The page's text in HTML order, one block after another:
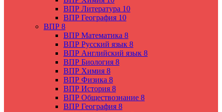
ВПР Литература 10
ВПР География 10
ВПР 8
ВПР Математика 8
ВПР Русский язык 8
ВПР Английский язык 8
ВПР Биология 8
ВПР Химия 8
ВПР Физика 8
ВПР История 8
ВПР Обществознание 8
ВПР География 8